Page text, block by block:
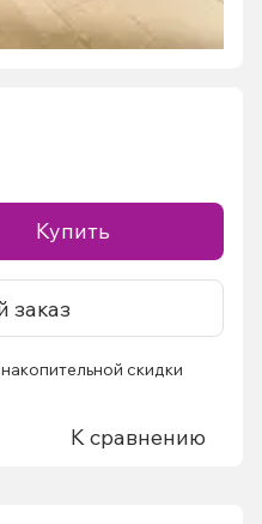
Купить
заказ
скидки
К сравнению